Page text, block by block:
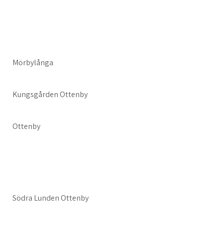
Mörbylånga
Kungsgården Ottenby
Ottenby
Södra Lunden Ottenby